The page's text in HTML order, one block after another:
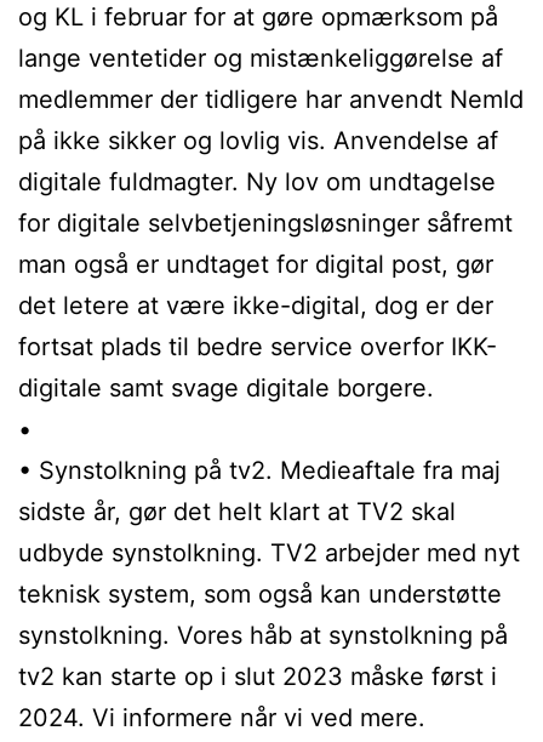
og KL i februar for at gøre opmærksom på
lange ventetider og mistænkeliggørelse af
medlemmer der tidligere har anvendt NemId
på ikke sikker og lovlig vis. Anvendelse af
digitale fuldmagter. Ny lov om undtagelse
for digitale selvbetjeningsløsninger såfremt
man også er undtaget for digital post, gør
det letere at være ikke-digital, dog er der
fortsat plads til bedre service overfor IKK-
digitale samt svage digitale borgere.
•
• Synstolkning på tv2. Medieaftale fra maj
sidste år, gør det helt klart at TV2 skal
udbyde synstolkning. TV2 arbejder med nyt
teknisk system, som også kan understøtte
synstolkning. Vores håb at synstolkning på
tv2 kan starte op i slut 2023 måske først i
2024. Vi informere når vi ved mere.